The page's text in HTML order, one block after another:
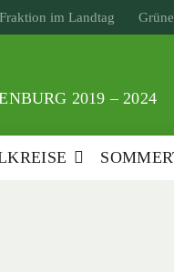
im Landtag
2019 – 2024